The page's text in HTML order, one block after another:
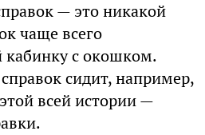
— это никакой
чаще всего
кабинку с окошком.
сидит, например,
всей истории —